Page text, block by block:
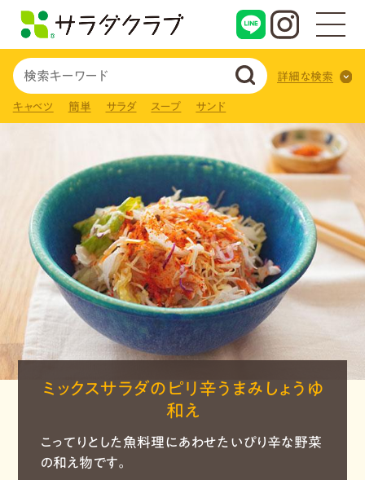
詳細な検索
キャベツ 簡単 サラダ スープ サンド
ミックスサラダのピリ辛うまみしょうゆ
和え
こってりとした魚料理にあわせたいぴり辛な野菜
の和え物です。